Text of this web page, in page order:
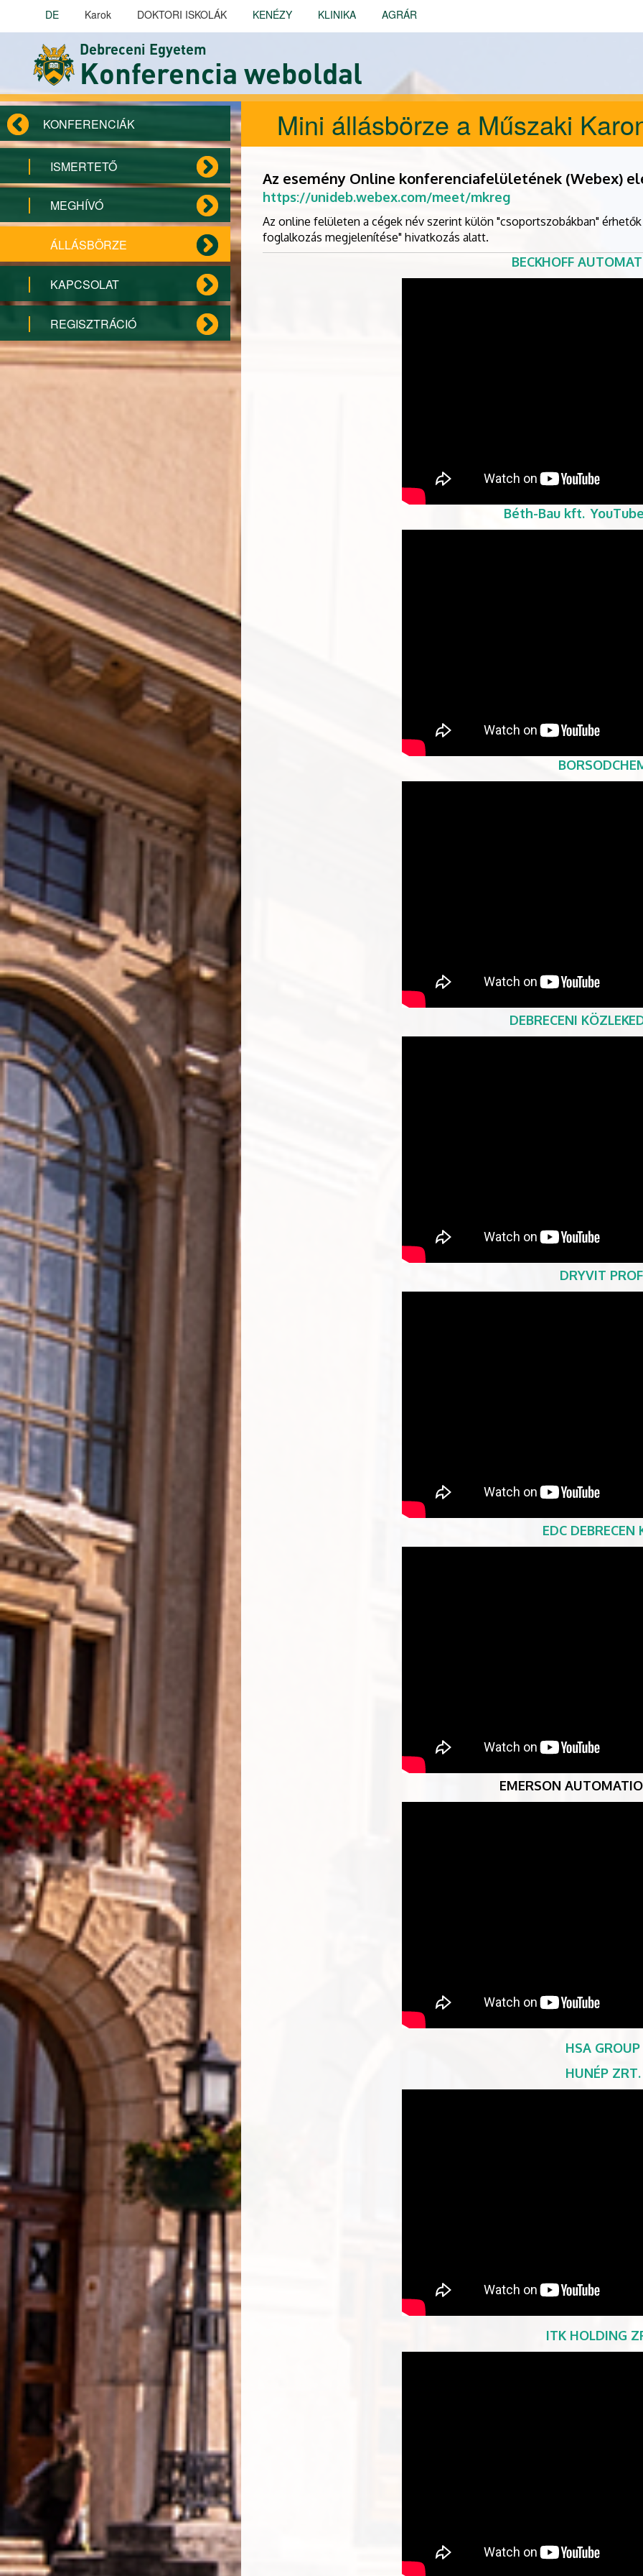
Ugrás a tartalomra
DE Karok DOKTORI ISKOLÁK KENÉZY KLINIKA AGRÁR
Debreceni Egyetem
Konferencia weboldal
KONFERENCIÁK
ISMERTETŐ
MEGHÍVÓ
ÁLLÁSBÖRZE
KAPCSOLAT
REGISZTRÁCIÓ
Mini állásbörze a Műszaki
Az esemény Online konferenciafelületének (Webex)
https://unideb.webex.com/meet/mkreg
Az online felületen a cégek név szerint külön "csoportszobákban"
foglalkozás megjelenítése" hivatkozás alatt.
BECKHOFF
Béth-Bau kft.
DEBRECENI
DRYVIT
EDC DEBRECEN
EMERSON
HSA GROUP
HUNÉP ZRT.
ITK HOLDING